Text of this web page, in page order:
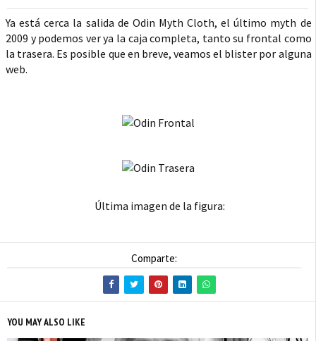
Ya está cerca la salida de Odin Myth Cloth, el último myth de
2009 y podemos ver ya la caja completa, tanto su frontal como
la trasera. Es posible que en breve, veamos el blister por alguna
web.
Última imagen de la figura:
Comparte:
YOU MAY ALSO LIKE